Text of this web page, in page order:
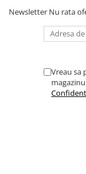
Newsletter Nu rata
Vreau sa